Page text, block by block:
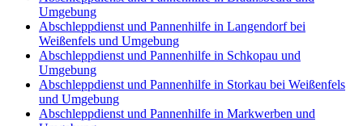
Umgebung
Abschleppdienst und Pannenhilfe in Langendorf bei
Weißenfels und Umgebung
Abschleppdienst und Pannenhilfe in Schkopau und
Umgebung
Abschleppdienst und Pannenhilfe in Storkau bei Weißenfels
und Umgebung
Abschleppdienst und Pannenhilfe in Markwerben und